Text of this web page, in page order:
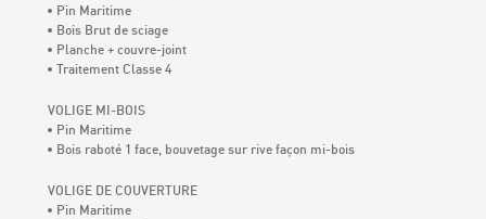
Produits & Services
Développement durable
Qualité & Labels
Pin Maritime
Bois Brut de sciage
Planche + couvre-joint
Traitement Classe 4
VOLIGE MI-BOIS
Pin Maritime
Bois raboté 1 face, bouvetage sur rive façon mi-bois
VOLIGE DE COUVERTURE
Pin Maritime